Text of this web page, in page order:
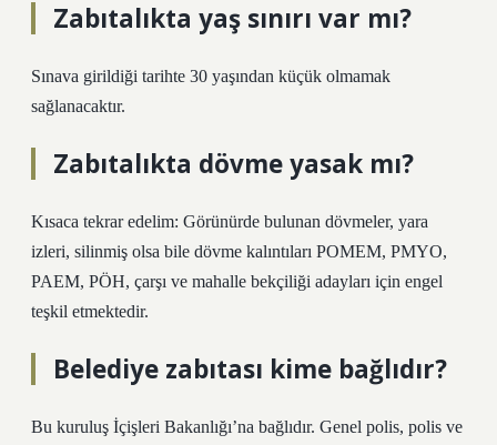
Zabıtalıkta yaş sınırı var mı?
Sınava girildiği tarihte 30 yaşından küçük olmamak
sağlanacaktır.
Zabıtalıkta dövme yasak mı?
Kısaca tekrar edelim: Görünürde bulunan dövmeler, yara
izleri, silinmiş olsa bile dövme kalıntıları POMEM, PMYO,
PAEM, PÖH, çarşı ve mahalle bekçiliği adayları için engel
teşkil etmektedir.
Belediye zabıtası kime bağlıdır?
Bu kuruluş İçişleri Bakanlığı’na bağlıdır. Genel polis, polis ve